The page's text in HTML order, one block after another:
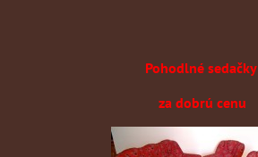
Pohodlné sedačky
za dobrú cenu